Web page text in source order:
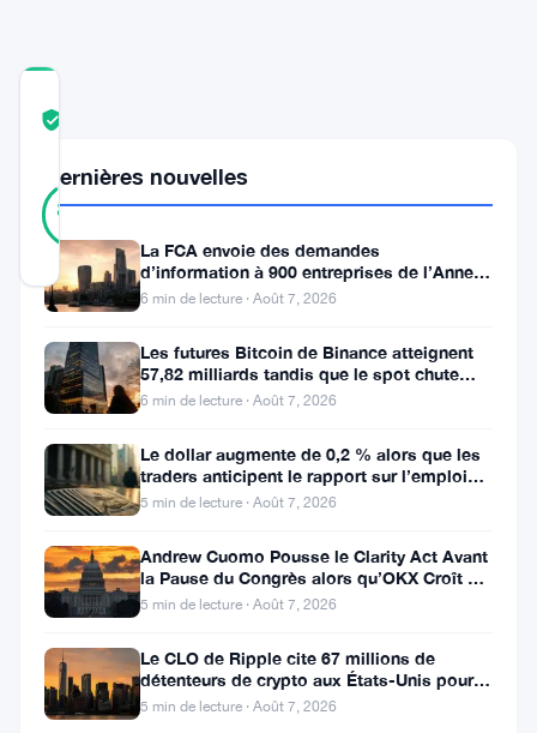
89
18
votes
Mis à jour 2 ans il y a
blockchain
Ethereum
est
devenue
principale
cible
des
cybercriminels
Dernières nouvelles
La FCA envoie des demandes
d’information à 900 entreprises de l’Annexe
1 contre le blanchiment
6 min de lecture · Août 7, 2026
Les futures Bitcoin de Binance atteignent
57,82 milliards tandis que le spot chute
huit fois
6 min de lecture · Août 7, 2026
Le dollar augmente de 0,2 % alors que les
traders anticipent le rapport sur l’emploi
aux États-Unis
5 min de lecture · Août 7, 2026
Andrew Cuomo Pousse le Clarity Act Avant
la Pause du Congrès alors qu’OKX Croît en
Europe
5 min de lecture · Août 7, 2026
Le CLO de Ripple cite 67 millions de
détenteurs de crypto aux États-Unis pour
faire avancer la loi CLARITY
5 min de lecture · Août 7, 2026